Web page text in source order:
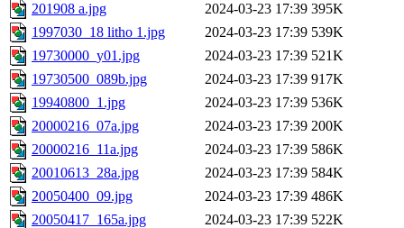
201908 a.jpg
2024-03-23 17:39 395K
1997030_18 litho 1.jpg
2024-03-23 17:39 539K
19730000_y01.jpg
2024-03-23 17:39 521K
19730500_089b.jpg
2024-03-23 17:39 917K
19940800_1.jpg
2024-03-23 17:39 536K
20000216_07a.jpg
2024-03-23 17:39 200K
20000216_11a.jpg
2024-03-23 17:39 586K
20010613_28a.jpg
2024-03-23 17:39 584K
20050400_09.jpg
2024-03-23 17:39 486K
20050417_165a.jpg
2024-03-23 17:39 522K